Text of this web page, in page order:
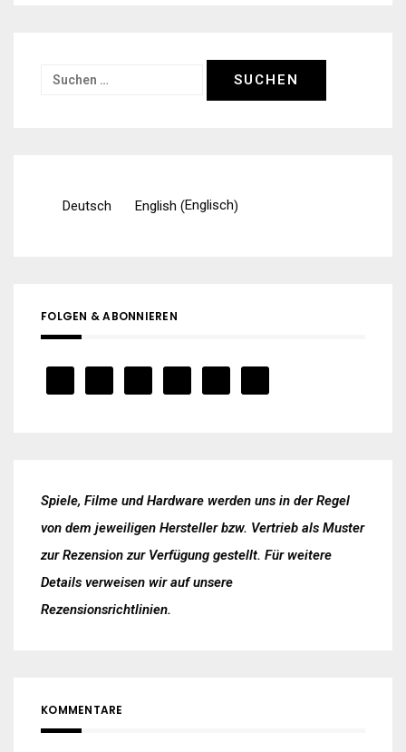
Suchen
Deutsch English (Englisch)
FOLGEN & ABONNIEREN
Spiele, Filme und Hardware werden uns in der Regel
von dem jeweiligen Hersteller bzw. Vertrieb als Muster
zur Rezension zur Verfügung gestellt. Für weitere
Details verweisen wir auf unsere
Rezensionsrichtlinien.
KOMMENTARE